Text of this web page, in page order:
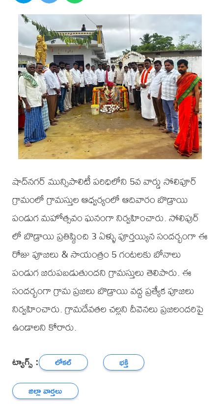
షాద్‌నగర్ మున్సిపాలిటీ పరిధిలోని 5వ వార్డు సోలిపూర్
గ్రామంలో గ్రామస్తుల ఆధ్వర్యంలో ఆదివారం బొడ్రాయి
పండుగ మహోత్సవం ఘనంగా నిర్వహించారు. సోలిపుర్
లో బొడ్రాయి ప్రతిష్ఠించి 3 ఏళ్ళు పూర్తయ్యిన సందర్భంగా ఈ
రోజు పూజలు & సాయంత్రం 5 గంటలకు బోనాలు
పండుగ జరుపబడుతుందని గ్రామస్తులు తెలిపారు. ఈ
సందర్భంగా గ్రామ ప్రజలు బొడ్రాయి వద్ద ప్రత్యేక పూజలు
నిర్వహించారు. గ్రామదేవతల చల్లని దీవెనలు ప్రజలందరిపై
ఉండాలని కోరారు.
ట్యాగ్స్ : లోకల్
భక్తి
జిల్లా వార్తలు